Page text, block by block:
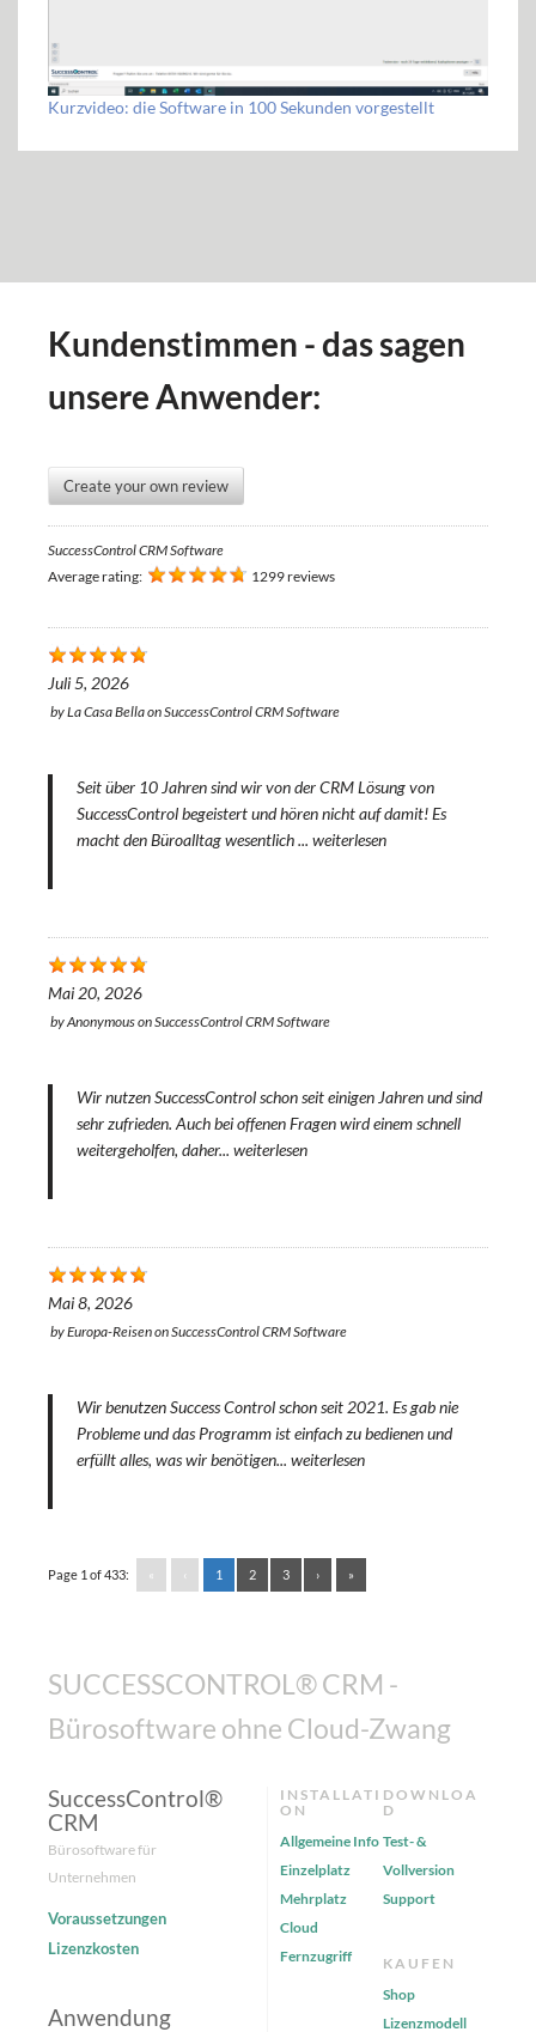
Kurzvideo: die Software in 100 Sekunden vorgestellt
Kundenstimmen - das sagen
unsere Anwender:
Create your own review
SuccessControl CRM Software
Average rating:
1299 reviews
Juli 5, 2026
byLa Casa BellaonSuccessControl CRM Software
Seit über 10 Jahren sind wir von der CRM Lösung von
SuccessControl begeistert und hören nicht auf damit! Es
macht den Büroalltag wesentlich ... weiterlesen
Mai 20, 2026
byAnonymousonSuccessControl CRM Software
Wir nutzen SuccessControl schon seit einigen Jahren und sind
sehr zufrieden. Auch bei offenen Fragen wird einem schnell
weitergeholfen, daher... weiterlesen
Mai 8, 2026
byEuropa-ReisenonSuccessControl CRM Software
Wir benutzen Success Control schon seit 2021. Es gab nie
Probleme und das Programm ist einfach zu bedienen und
erfüllt alles, was wir benötigen... weiterlesen
Page 1 of 433: « ‹ 1 2 3 › »
SUCCESSCONTROL® CRM -
Bürosoftware ohne Cloud-Zwang
SuccessControl®
CRM
Bürosoftware für
Unternehmen
Voraussetzungen
Lizenzkosten
Anwendung
INSTALLATI
ON
Allgemeine Info
Einzelplatz
Mehrplatz
Cloud
Fernzugriff
DOWNLOA
D
Test- &
Vollversion
Support
KAUFEN
Shop
Lizenzmodell